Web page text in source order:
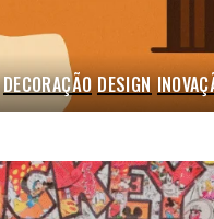
DECORAÇÃO DESIGN